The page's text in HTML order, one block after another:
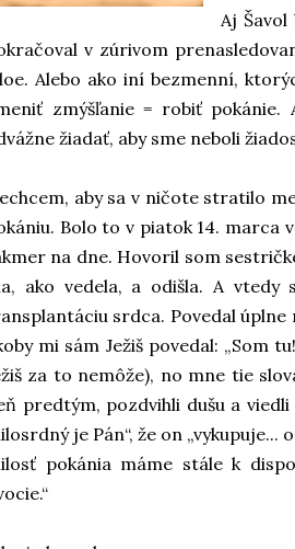
Aj
v zúrivom
Alebo ako iní bezmenní,
zmýšľanie = robiť
žiadať, aby sme neboli
aby sa v ničote stratilo
Bolo to v piatok 14. marca
na dne. Hovoril som
ako vedela, a odišla. A vtedy
srdca. Povedal úplne
mi sám Ježiš povedal: „Som
za to nemôže), no mne tie
predtým, pozdvihli dušu a
je Pán“, že on „vykupuje...
pokánia máme stále k